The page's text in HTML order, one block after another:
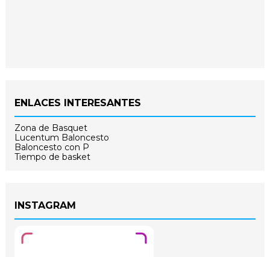
ENLACES INTERESANTES
Zona de Basquet
Lucentum Baloncesto
Baloncesto con P
Tiempo de basket
INSTAGRAM